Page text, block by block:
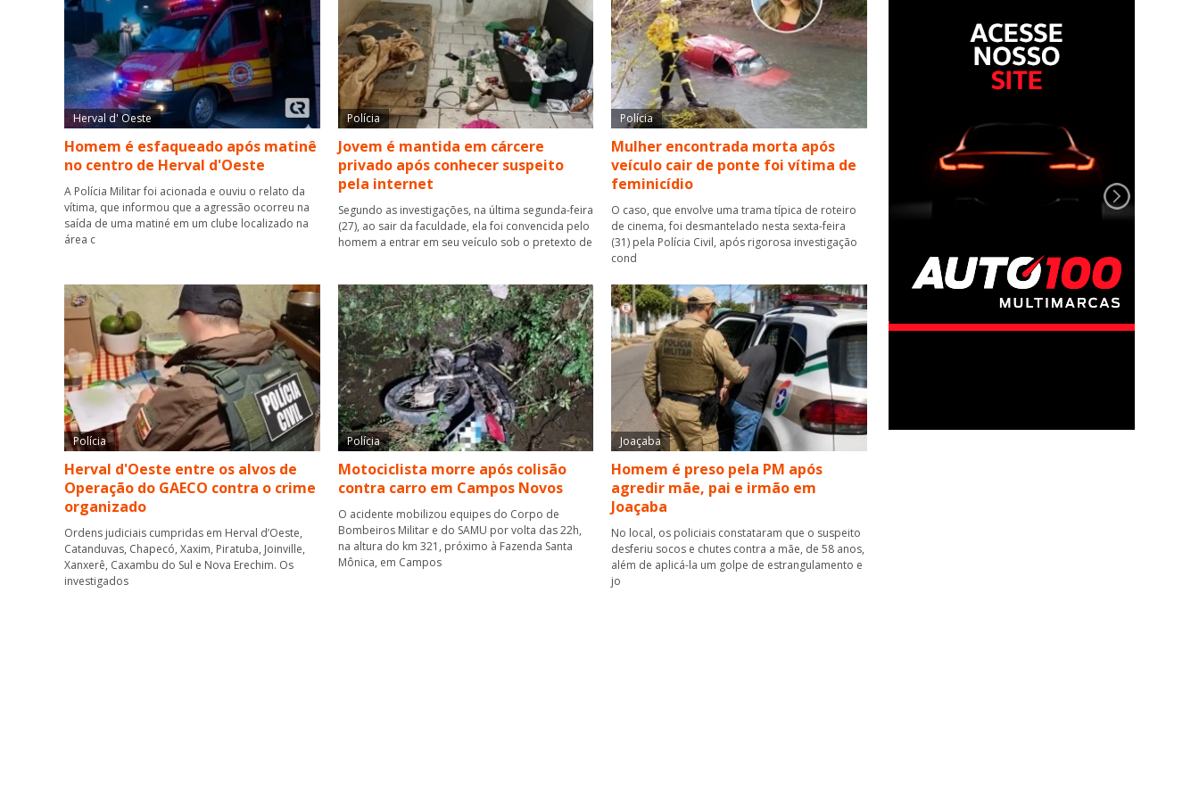
Herval d' Oeste
Homem é esfaqueado após matinê
no centro de Herval d'Oeste
A Polícia Militar foi acionada e ouviu o relato da
vítima, que informou que a agressão ocorreu na
saída de uma matiné em um clube localizado na
área c
Polícia
Jovem é mantida em cárcere
privado após conhecer suspeito
pela internet
Segundo as investigações, na última segunda-feira
(27), ao sair da faculdade, ela foi convencida pelo
homem a entrar em seu veículo sob o pretexto de
Polícia
Mulher encontrada morta após
veículo cair de ponte foi vítima de
feminicídio
O caso, que envolve uma trama típica de roteiro
de cinema, foi desmantelado nesta sexta-feira
(31) pela Polícia Civil, após rigorosa investigação
cond
Polícia
Herval d'Oeste entre os alvos de
Operação do GAECO contra o crime
organizado
Ordens judiciais cumpridas em Herval d’Oeste,
Catanduvas, Chapecó, Xaxim, Piratuba, Joinville,
Xanxerê, Caxambu do Sul e Nova Erechim. Os
investigados
Polícia
Motociclista morre após colisão
contra carro em Campos Novos
O acidente mobilizou equipes do Corpo de
Bombeiros Militar e do SAMU por volta das 22h,
na altura do km 321, próximo à Fazenda Santa
Mônica, em Campos
Joaçaba
Homem é preso pela PM após
agredir mãe, pai e irmão em
Joaçaba
No local, os policiais constataram que o suspeito
desferiu socos e chutes contra a mãe, de 58 anos,
além de aplicá-la um golpe de estrangulamento e
jo